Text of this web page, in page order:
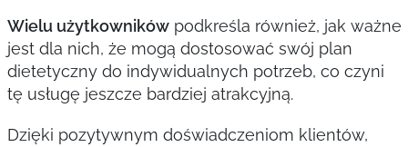
Wielu użytkownikówpodkreśla również, jak ważne
jest dla nich, że mogą dostosować swój plan
dietetyczny do indywidualnych potrzeb, co czyni
tę usługę jeszcze bardziej atrakcyjną.
Dzięki pozytywnym doświadczeniom klientów,